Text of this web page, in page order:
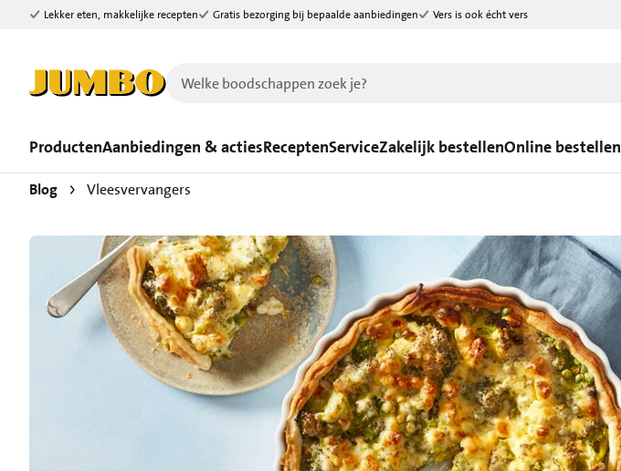
Ga naar zoeken
Ga naar hoofdinhoud
Lekker eten, makkelijke recepten Gratis bezorging bij bepaalde aanbiedingen Vers is ook écht vers
ProductenAanbiedingen & actiesReceptenServiceZakelijk bestellenOnline bestellen
Blog Vleesvervangers